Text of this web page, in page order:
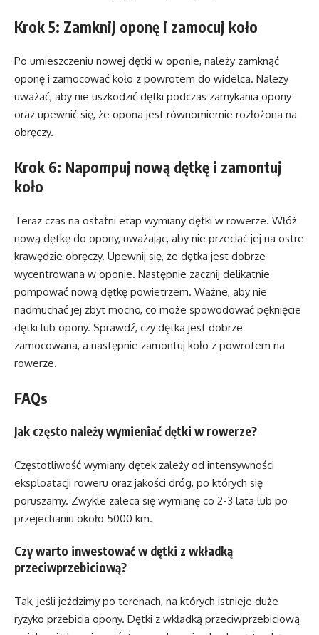
Krok 5: Zamknij oponę i zamocuj koło
Po umieszczeniu nowej dętki w oponie, należy zamknąć
oponę i zamocować koło z powrotem do widelca. Należy
uważać, aby nie uszkodzić dętki podczas zamykania opony
oraz upewnić się, że opona jest równomiernie rozłożona na
obręczy.
Krok 6: Napompuj nową dętkę i zamontuj
koło
Teraz czas na ostatni etap wymiany dętki w rowerze. Włóż
nową dętkę do opony, uważając, aby nie przeciąć jej na ostre
krawędzie obręczy. Upewnij się, że dętka jest dobrze
wycentrowana w oponie. Następnie zacznij delikatnie
pompować nową dętkę powietrzem. Ważne, aby nie
nadmuchać jej zbyt mocno, co może spowodować pęknięcie
dętki lub opony. Sprawdź, czy dętka jest dobrze
zamocowana, a następnie zamontuj koło z powrotem na
rowerze.
FAQs
Jak często należy wymieniać dętki w rowerze?
Częstotliwość wymiany dętek zależy od intensywności
eksploatacji roweru oraz jakości dróg, po których się
poruszamy. Zwykle zaleca się wymianę co 2-3 lata lub po
przejechaniu około 5000 km.
Czy warto inwestować w dętki z wkładką
przeciwprzebiciową?
Tak, jeśli jeździmy po terenach, na których istnieje duże
ryzyko przebicia opony. Dętki z wkładką przeciwprzebiciową